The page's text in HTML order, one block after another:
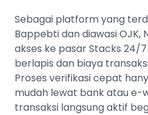
Sebagai platform yang
Bappebti dan diawasi
akses ke pasar Stacks 24/
berlapis dan biaya
Proses verifikasi cepat
mudah lewat bank atau e-
transaksi langsung aktif